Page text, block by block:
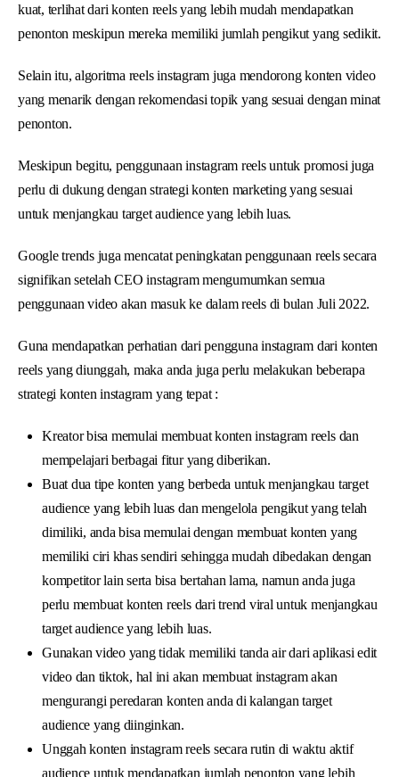
kuat, terlihat dari konten reels yang lebih mudah mendapatkan
penonton meskipun mereka memiliki jumlah pengikut yang sedikit.
Selain itu, algoritma reels instagram juga mendorong konten video
yang menarik dengan rekomendasi topik yang sesuai dengan minat
penonton.
Meskipun begitu, penggunaan instagram reels untuk promosi juga
perlu di dukung dengan strategi konten marketing yang sesuai
untuk menjangkau target audience yang lebih luas.
Google trends juga mencatat peningkatan penggunaan reels secara
signifikan setelah CEO instagram mengumumkan semua
penggunaan video akan masuk ke dalam reels di bulan Juli 2022.
Guna mendapatkan perhatian dari pengguna instagram dari konten
reels yang diunggah, maka anda juga perlu melakukan beberapa
strategi konten instagram yang tepat :
Kreator bisa memulai membuat konten instagram reels dan
mempelajari berbagai fitur yang diberikan.
Buat dua tipe konten yang berbeda untuk menjangkau target
audience yang lebih luas dan mengelola pengikut yang telah
dimiliki, anda bisa memulai dengan membuat konten yang
memiliki ciri khas sendiri sehingga mudah dibedakan dengan
kompetitor lain serta bisa bertahan lama, namun anda juga
perlu membuat konten reels dari trend viral untuk menjangkau
target audience yang lebih luas.
Gunakan video yang tidak memiliki tanda air dari aplikasi edit
video dan tiktok, hal ini akan membuat instagram akan
mengurangi peredaran konten anda di kalangan target
audience yang diinginkan.
Unggah konten instagram reels secara rutin di waktu aktif
audience untuk mendapatkan jumlah penonton yang lebih